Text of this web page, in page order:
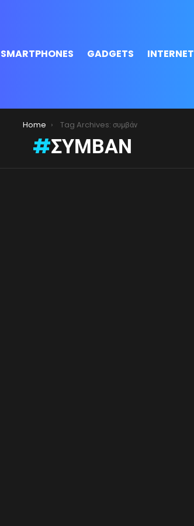
SMARTPHONES GADGETS INTERNET
Home Tag Archives: συμβάν
ΣΥΜΒΆΝ